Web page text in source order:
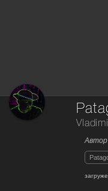
Автор